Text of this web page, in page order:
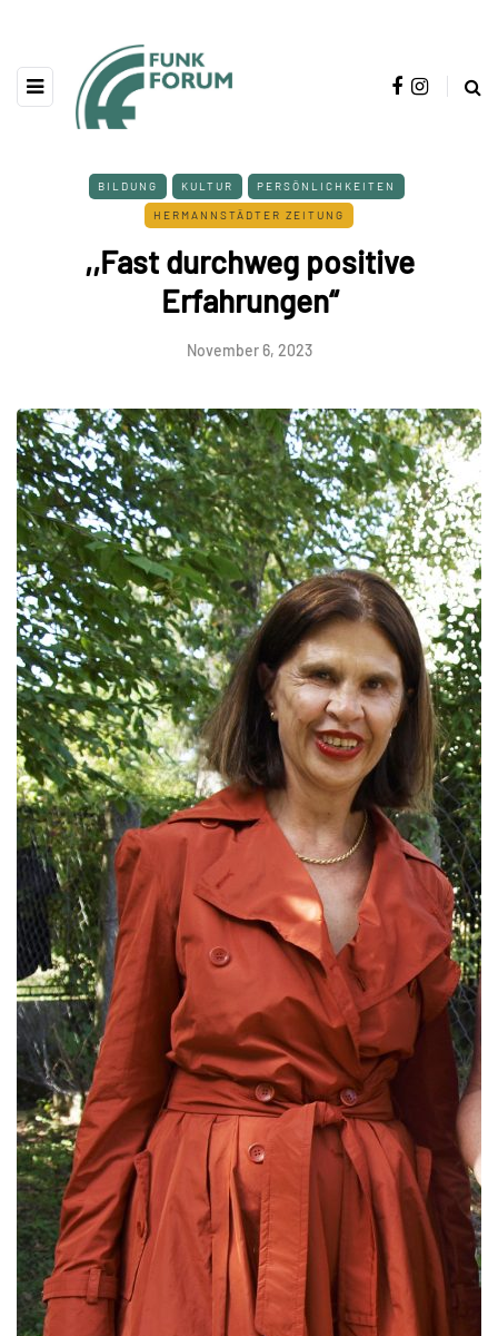
BILDUNG KULTUR PERSÖNLICHKEITEN
HERMANNSTÄDTER ZEITUNG
,,Fast durchweg positive
Erfahrungen“
November 6, 2023